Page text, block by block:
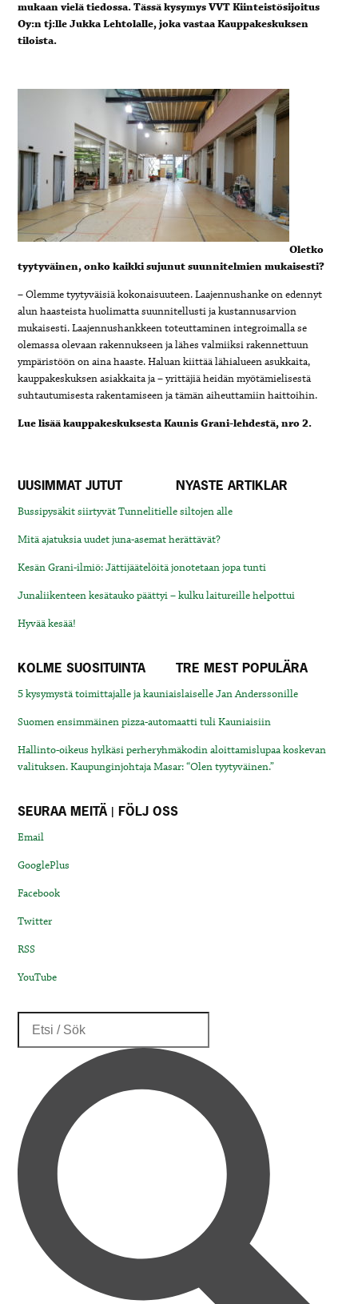
mukaan vielä tiedossa. Tässä kysymys VVT Kiinteistösijoitus
Oy:n tj:lle Jukka Lehtolalle, joka vastaa Kauppakeskuksen
tiloista.
Oletko
tyytyväinen, onko kaikki sujunut suunnitelmien mukaisesti?
– Olemme tyytyväisiä kokonaisuuteen. Laajennushanke on edennyt
alun haasteista huolimatta suunnitellusti ja kustannusarvion
mukaisesti. Laajennushankkeen toteuttaminen integroimalla se
olemassa olevaan rakennukseen ja lähes valmiiksi rakennettuun
ympäristöön on aina haaste. Haluan kiittää lähialueen asukkaita,
kauppakeskuksen asiakkaita ja – yrittäjiä heidän myötämielisestä
suhtautumisesta rakentamiseen ja tämän aiheuttamiin haittoihin.
Lue lisää kauppakeskuksesta Kaunis Grani-lehdestä, nro 2.
UUSIMMAT JUTUT NYASTE ARTIKLAR
Bussipysäkit siirtyvät Tunnelitielle siltojen alle
Mitä ajatuksia uudet juna-asemat herättävät?
Kesän Grani-ilmiö: Jättijäätelöitä jonotetaan jopa tunti
Junaliikenteen kesätauko päättyi – kulku laitureille helpottui
Hyvää kesää!
KOLME SUOSITUINTA TRE MEST POPULÄRA
5 kysymystä toimittajalle ja kauniaislaiselle Jan Anderssonille
Suomen ensimmäinen pizza-automaatti tuli Kauniaisiin
Hallinto-oikeus hylkäsi perheryhmäkodin aloittamislupaa koskevan
valituksen. Kaupunginjohtaja Masar: “Olen tyytyväinen.”
SEURAA MEITÄ | FÖLJ OSS
Email
GooglePlus
Facebook
Twitter
RSS
YouTube